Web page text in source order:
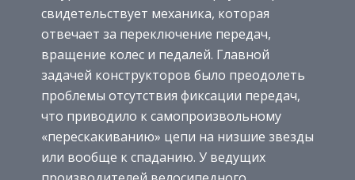
свидетельствует механика, которая
отвечает за переключение передач,
вращение колес и педалей. Главной
задачей конструкторов было преодолеть
проблемы отсутствия фиксации передач,
что приводило к самопроизвольному
«перескакиванию» цепи на низшие звезды
или вообще к спаданию. У ведущих